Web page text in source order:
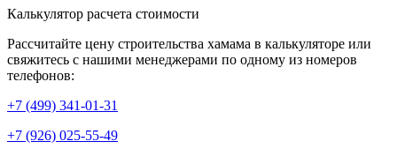
Калькулятор расчета стоимости
Рассчитайте цену строительства хамама в калькуляторе или
свяжитесь с нашими менеджерами по одному из номеров
телефонов:
+7 (499) 341-01-31
+7 (926) 025-55-49